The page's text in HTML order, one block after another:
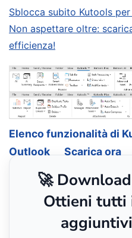
Sblocca subito Kutools
Non aspettare oltre:
efficienza!
Elenco funzionalità di
Outlook
Scarica ora
🚀
Ottieni tutti